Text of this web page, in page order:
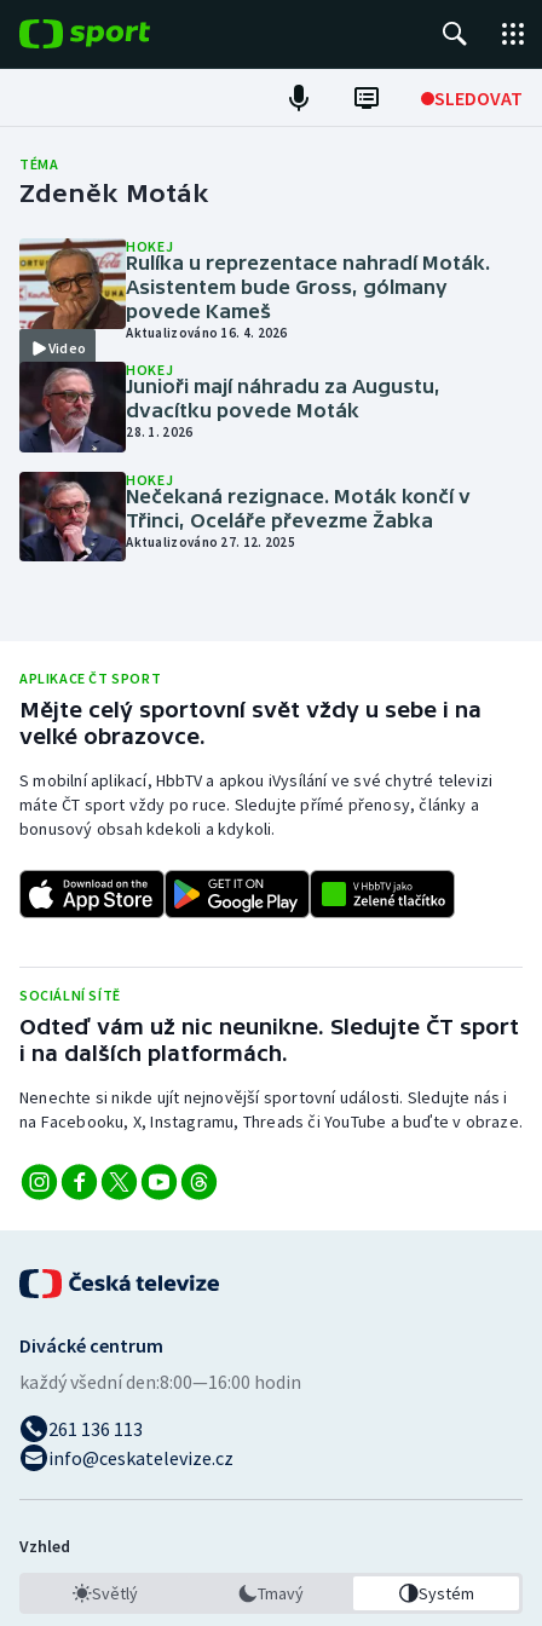
SLEDOVAT
Fotbal
Tenis
Atletika
Cyklistika
DALŠÍ SPORTY
Americký fotbal
Baseball a softbal
Biatlon
Boby a skeleton
Box
Dostihy
Florbal
Futsal
Házená
Krasobruslení
Lezení
Moderní pětiboj
Motorsport
NEPŘEHLÉDNĚTE
Soutěže
Aplikace ČT sport
AZ kvíz
TÉMA
Zdeněk Moták
Video
HOKEJ
Rulíka u reprezentace nahradí Moták.
Asistentem bude Gross, gólmany
povede Kameš
Aktualizováno 16. 4. 2026
HOKEJ
Junioři mají náhradu za Augustu,
dvacítku povede Moták
28. 1. 2026
HOKEJ
Nečekaná rezignace. Moták končí v
Třinci, Oceláře převezme Žabka
Aktualizováno 27. 12. 2025
APLIKACE ČT SPORT
Mějte celý sportovní svět vždy u sebe i na
velké obrazovce.
S mobilní aplikací, HbbTV a apkou iVysílání ve své chytré televizi
máte ČT sport vždy po ruce. Sledujte přímé přenosy, články a
bonusový obsah kdekoli a kdykoli.
SOCIÁLNÍ SÍTĚ
Odteď vám už nic neunikne. Sledujte ČT sport
i na dalších platformách.
Nenechte si nikde ujít nejnovější sportovní události. Sledujte nás i
na Facebooku, X, Instagramu, Threads či YouTube a buďte v obraze.
Divácké centrum
každý všední den:8:00—16:00 hodin
261 136 113
info@ceskatelevize.cz
Vzhled
Světlý Tmavý Systém